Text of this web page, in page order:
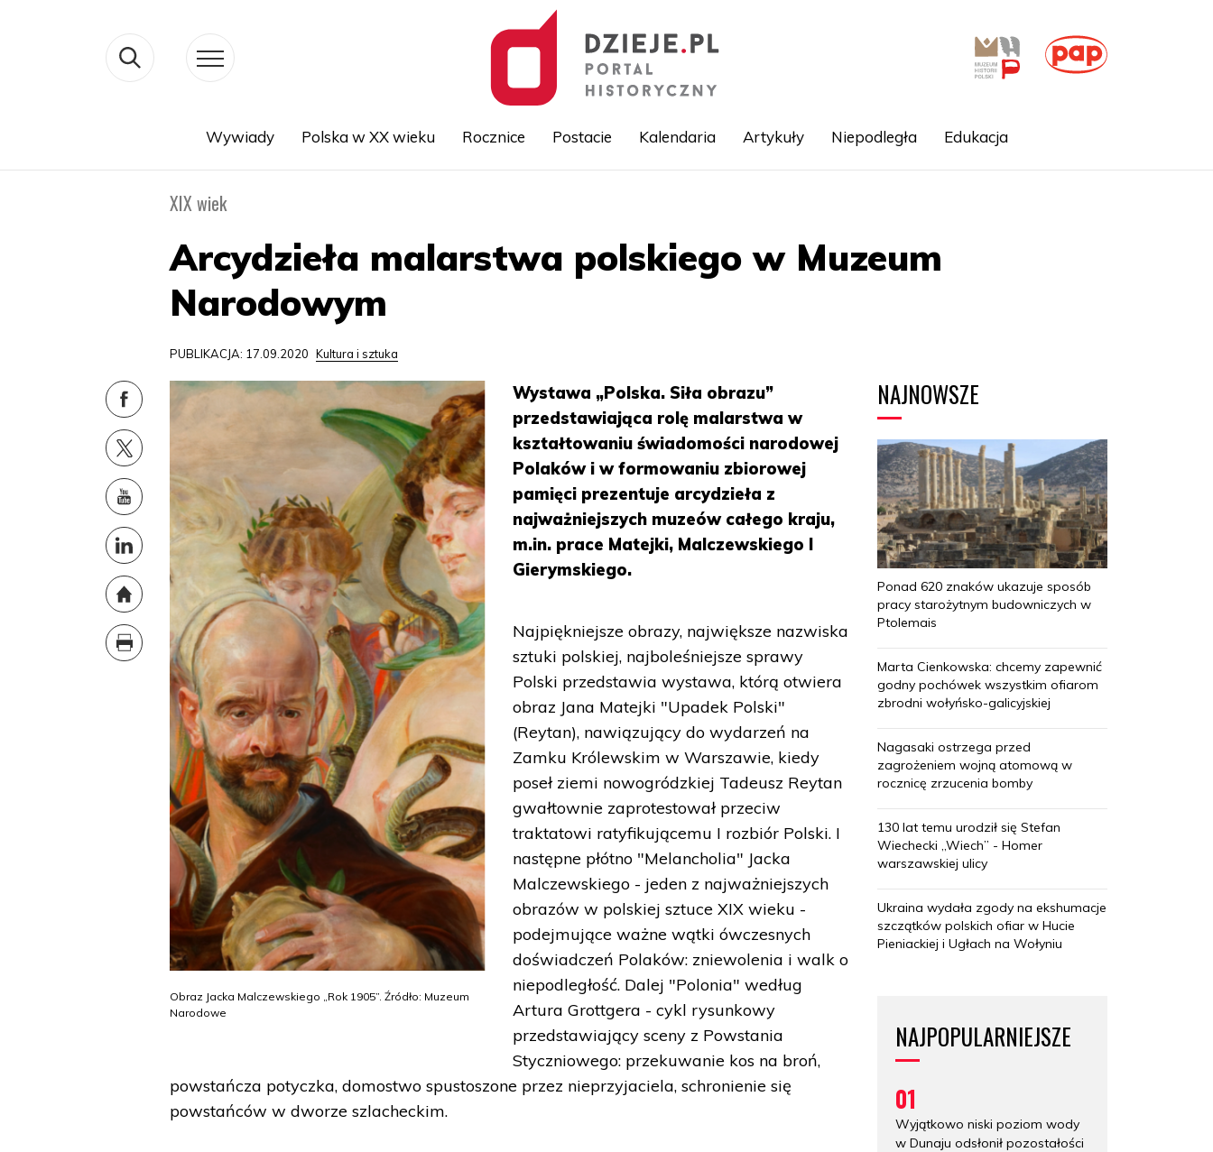
Wywiady Polska w XX wieku Rocznice Postacie Kalendaria Artykuły Niepodległa Edukacja
XIX wiek
Arcydzieła malarstwa polskiego w Muzeum
Narodowym
PUBLIKACJA: 17.09.2020 Kultura i sztuka
Obraz Jacka Malczewskiego „Rok 1905”. Źródło: Muzeum
Narodowe
Wystawa „Polska. Siła obrazu”
przedstawiająca rolę malarstwa w
kształtowaniu świadomości narodowej
Polaków i w formowaniu zbiorowej
pamięci prezentuje arcydzieła z
najważniejszych muzeów całego kraju,
m.in. prace Matejki, Malczewskiego I
Gierymskiego.
Najpiękniejsze obrazy, największe nazwiska
sztuki polskiej, najboleśniejsze sprawy
Polski przedstawia wystawa, którą otwiera
obraz Jana Matejki "Upadek Polski"
(Reytan), nawiązujący do wydarzeń na
Zamku Królewskim w Warszawie, kiedy
poseł ziemi nowogródzkiej Tadeusz Reytan
gwałtownie zaprotestował przeciw
traktatowi ratyfikującemu I rozbiór Polski. I
następne płótno "Melancholia" Jacka
Malczewskiego - jeden z najważniejszych
obrazów w polskiej sztuce XIX wieku -
podejmujące ważne wątki ówczesnych
doświadczeń Polaków: zniewolenia i walk o
niepodległość. Dalej "Polonia" według
Artura Grottgera - cykl rysunkowy
przedstawiający sceny z Powstania
Styczniowego: przekuwanie kos na broń,
powstańcza potyczka, domostwo spustoszone przez nieprzyjaciela, schronienie się
powstańców w dworze szlacheckim.
NAJNOWSZE
Ponad 620 znaków ukazuje sposób
pracy starożytnym budowniczych w
Ptolemais
Marta Cienkowska: chcemy zapewnić
godny pochówek wszystkim ofiarom
zbrodni wołyńsko-galicyjskiej
Nagasaki ostrzega przed
zagrożeniem wojną atomową w
rocznicę zrzucenia bomby
130 lat temu urodził się Stefan
Wiechecki „Wiech” - Homer
warszawskiej ulicy
Ukraina wydała zgody na ekshumacje
szczątków polskich ofiar w Hucie
Pieniackiej i Ugłach na Wołyniu
NAJPOPULARNIEJSZE
01
Wyjątkowo niski poziom wody
w Dunaju odsłonił pozostałości